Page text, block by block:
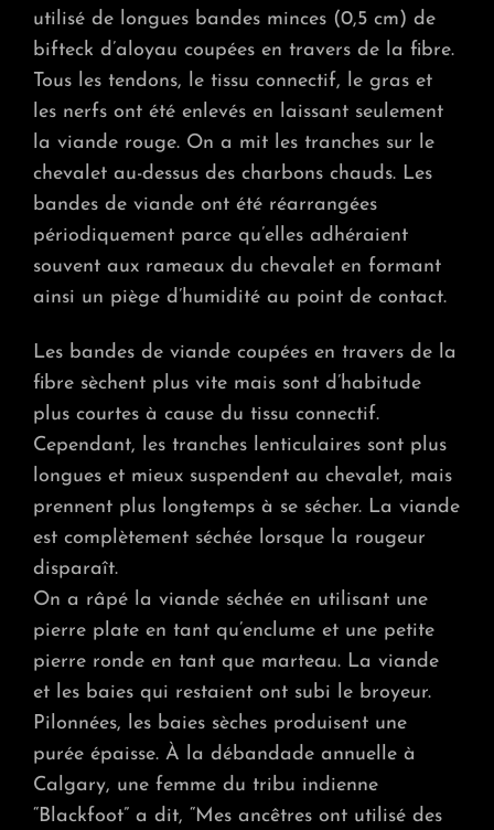
utilisé de longues bandes minces (0,5 cm) de
bifteck d’aloyau coupées en travers de la fibre.
Tous les tendons, le tissu connectif, le gras et
les nerfs ont été enlevés en laissant seulement
la viande rouge. On a mit les tranches sur le
chevalet au-dessus des charbons chauds. Les
bandes de viande ont été réarrangées
périodiquement parce qu’elles adhéraient
souvent aux rameaux du chevalet en formant
ainsi un piège d’humidité au point de contact.
Les bandes de viande coupées en travers de la
fibre sèchent plus vite mais sont d’habitude
plus courtes à cause du tissu connectif.
Cependant, les tranches lenticulaires sont plus
longues et mieux suspendent au chevalet, mais
prennent plus longtemps à se sécher. La viande
est complètement séchée lorsque la rougeur
disparaît.
On a râpé la viande séchée en utilisant une
pierre plate en tant qu’enclume et une petite
pierre ronde en tant que marteau. La viande
et les baies qui restaient ont subi le broyeur.
Pilonnées, les baies sèches produisent une
purée épaisse. À la débandade annuelle à
Calgary, une femme du tribu indienne
“Blackfoot” a dit, “Mes ancêtres ont utilisé des